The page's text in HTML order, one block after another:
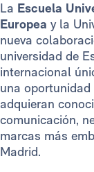
La Escuela
Europea y la
nueva
universidad de
internacional
una
adquieran
comunicación,
marcas más
Madrid.